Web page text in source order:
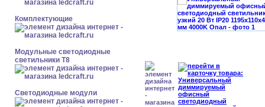
Комплектующие
Модульные светодиодные
светильники Т8
Светодиодные модули